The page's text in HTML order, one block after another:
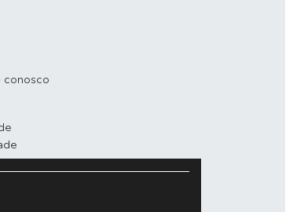
conosco